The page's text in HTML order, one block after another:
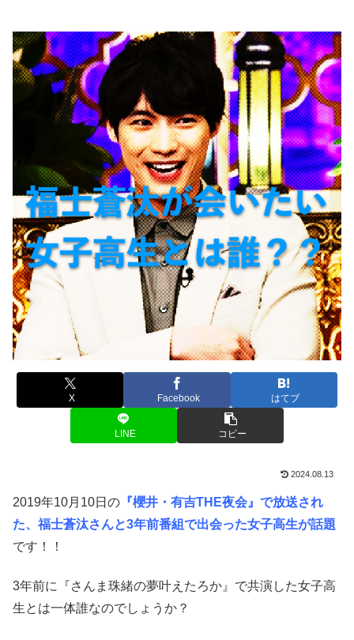
X Facebook はてブ
LINE コピー
2024.08.13
2019年10月10日の 『櫻井・有吉THE夜会』で放送され
た、福士蒼汰さんと3年前番組で出会った女子高生が話題
です！！
3年前に『さんま珠緒の夢叶えたろか』で共演した女子高
生とは一体誰なのでしょうか？